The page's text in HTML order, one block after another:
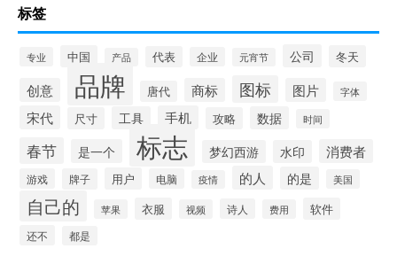
标签
专业 中国 产品 代表 企业 元宵节 公司 冬天
创意 品牌 唐代 商标 图标 图片 字体
宋代 尺寸 工具 手机 攻略 数据 时间
春节 是一个 标志 梦幻西游 水印 消费者
游戏 牌子 用户 电脑 疫情 的人 的是 美国
自己的 苹果 衣服 视频 诗人 费用 软件
还不 都是